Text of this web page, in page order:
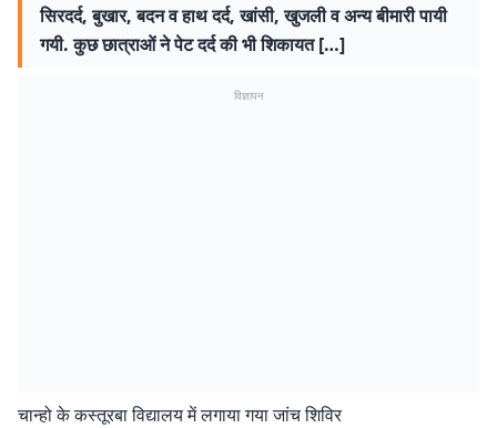
सिरदर्द, बुखार, बदन व हाथ दर्द, खांसी, खुजली व अन्य बीमारी पायी
गयी. कुछ छात्राओं ने पेट दर्द की भी शिकायत […]
विज्ञापन
चान्हो के कस्तूरबा विद्यालय में लगाया गया जांच शिविर